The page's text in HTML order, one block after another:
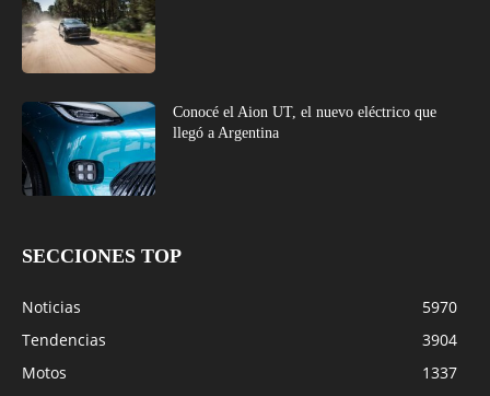
Conocé el Aion UT, el nuevo eléctrico que
llegó a Argentina
SECCIONES TOP
Noticias
5970
Tendencias
3904
Motos
1337